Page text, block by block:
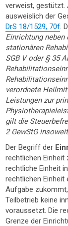
verweist, gestützt.
ausweislich der
DrS 18/1529, 70f.
Einrichtung neben
stationären
SGB V oder § 35
verordnete
Leistungen zur
gilt die
2 GewStG
Der Begriff der
rechtlichen
rechtliche Einheit
rechtlichen Einheit
Aufgabe
Teilbetrieb keine
voraussetzt. Die
Grenze der